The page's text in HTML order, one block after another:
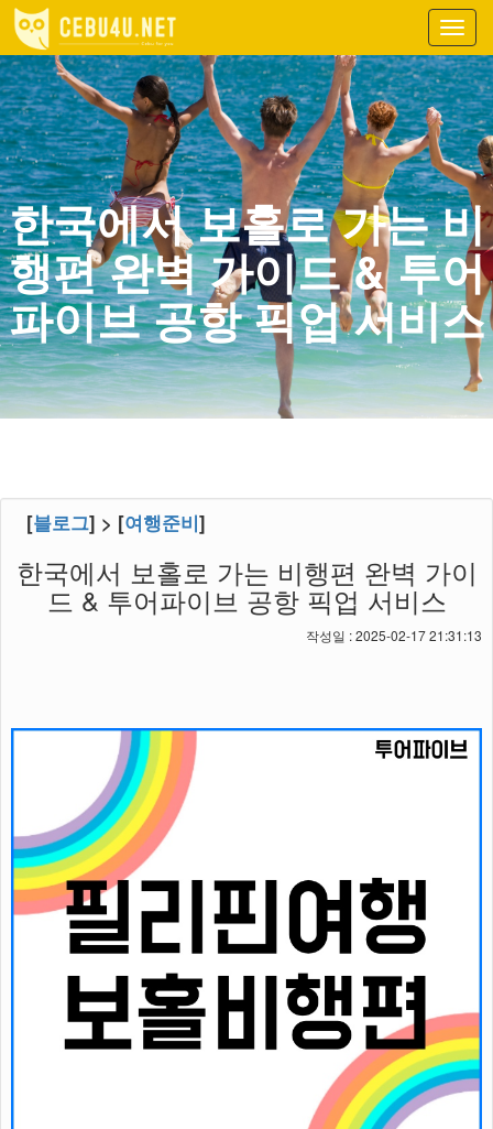
한국에서 보홀로 가는 비
행편 완벽 가이드 & 투어
파이브 공항 픽업 서비스
[블로그] > [여행준비]
한국에서 보홀로 가는 비행편 완벽 가이
드 & 투어파이브 공항 픽업 서비스
작성일 : 2025-02-17 21:31:13